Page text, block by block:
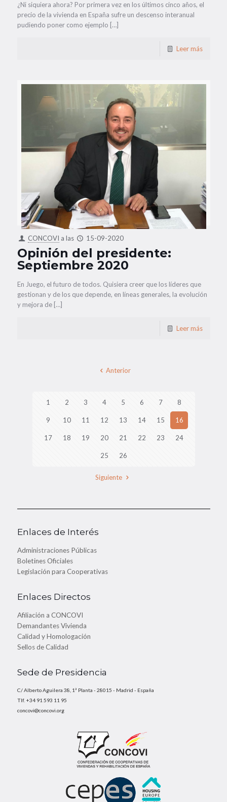
¿Ni siquiera ahora? Por primera vez en los últimos cinco años, el
precio de la vivienda en España sufre un descenso interanual
pudiendo poner como ejemplo […]
Leer más
CONCOVI a las 15-09-2020
Opinión del presidente:
Septiembre 2020
En Juego, el futuro de todos. Quisiera creer que los líderes que
gestionan y de los que depende, en líneas generales, la evolución
y mejora de […]
Leer más
Anterior
1 2 3 4 5 6 7 8
9 10 11 12 13 14 15 16
17 18 19 20 21 22 23 24
25 26
Siguiente
Enlaces de Interés
Administraciones Públicas
Boletines Oficiales
Legislación para Cooperativas
Enlaces Directos
Afiliación a CONCOVI
Demandantes Vivienda
Calidad y Homologación
Sellos de Calidad
Sede de Presidencia
C/ Alberto Aguilera 38, 1ª Planta - 28015 - Madrid - España
Tlf. +34 91 593 11 95
concovi@concovi.org